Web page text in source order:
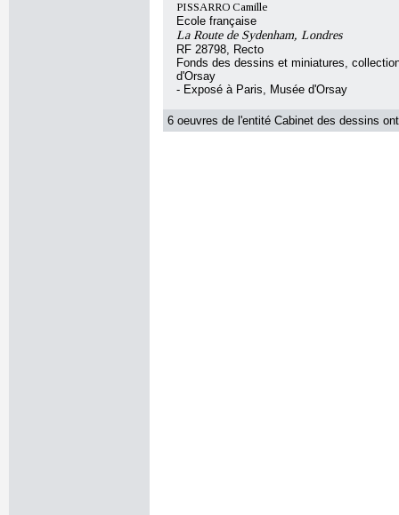
PISSARRO Camille
Ecole française
La Route de Sydenham, Londres
RF 28798, Recto
Fonds des dessins et miniatures,
d'Orsay
- Exposé à Paris, Musée d'Orsay
6 oeuvres de l'entité Cabinet des dessins